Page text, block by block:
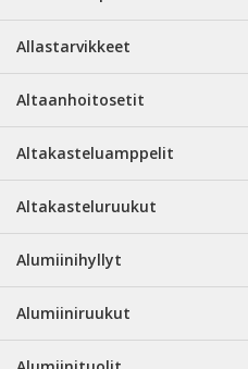
Allastarvikkeet
Altaanhoitosetit
Altakasteluamppelit
Altakasteluruukut
Alumiinihyllyt
Alumiiniruukut